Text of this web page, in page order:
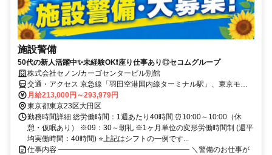
施設警備
50代の新人活躍中✨未経験OK❗座り仕事あり◎セコムグループ
株式会社セノン/カーゴセンタービル別館
交通・アクセス 京急線「羽田空港国内線ターミナル駅」、東京モノ
レール「羽田空港第2ビル駅」より徒歩15分
月給213,000円～293,979円
東京都東京23区大田区
勤務時間詳細 総労働時間：1週あたり40時間 ⏰10:00～10:00（休
憩・仮眠あり） ※09：30～朝礼 ※1ヶ月単位の変形労働時間制 (週平
均実働時間：40時間) ⭐上記はシフトの一例です...
仕事内容 ━━━━━━━━━━━━━━━━━━ ＼警備のお仕事が